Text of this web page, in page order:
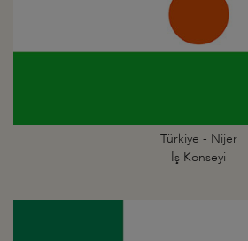
Türkiye - Nijer
İş Konseyi